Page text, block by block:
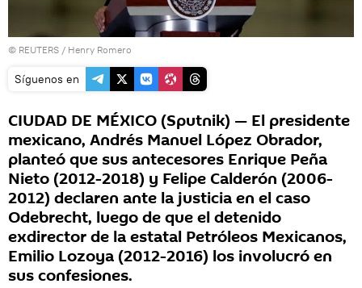
© REUTERS / Henry Romero
Síguenos en
CIUDAD DE MÉXICO (Sputnik) — El presidente
mexicano, Andrés Manuel López Obrador,
planteó que sus antecesores Enrique Peña
Nieto (2012-2018) y Felipe Calderón (2006-
2012) declaren ante la justicia en el caso
Odebrecht, luego de que el detenido
exdirector de la estatal Petróleos Mexicanos,
Emilio Lozoya (2012-2016) los involucró en
sus confesiones.